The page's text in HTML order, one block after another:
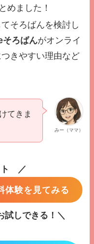
めました！
そろばんを検討し
そろばんがオンライ
きやすい理由など
みー（ママ）
てきま
／
体験を見てみる
試しできる！＼